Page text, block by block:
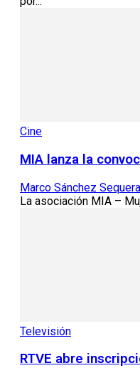
Cine
MIA lanza la
Marco Sánchez Sequera
La asociación MIA –
Televisión
RTVE abre